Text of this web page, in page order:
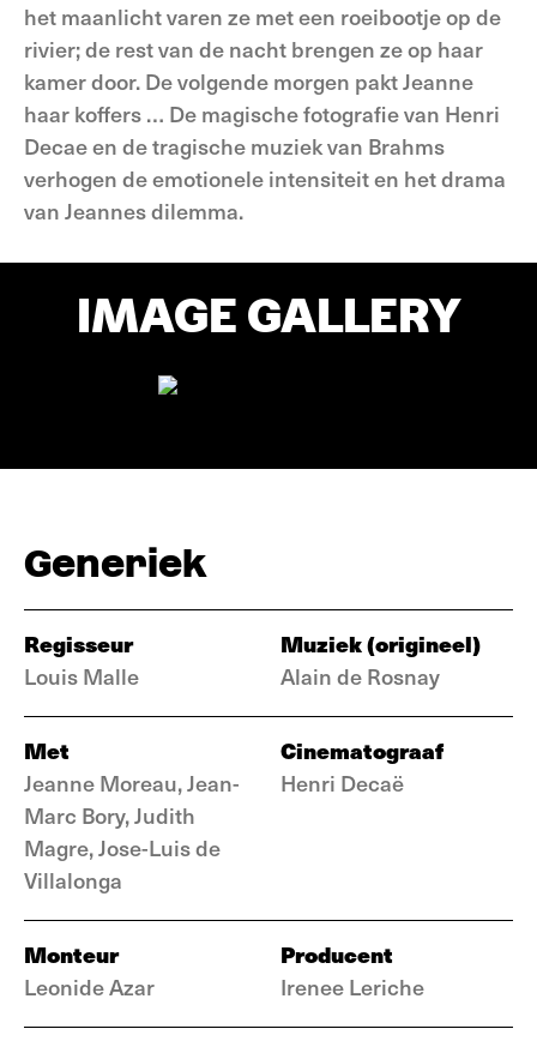
het maanlicht varen ze met een roeibootje op de
rivier; de rest van de nacht brengen ze op haar
kamer door. De volgende morgen pakt Jeanne
haar koffers … De magische fotografie van Henri
Decae en de tragische muziek van Brahms
verhogen de emotionele intensiteit en het drama
van Jeannes dilemma.
IMAGE GALLERY
Generiek
Regisseur
Louis Malle
Muziek (origineel)
Alain de Rosnay
Met
Jeanne Moreau, Jean-
Marc Bory, Judith
Magre, Jose-Luis de
Villalonga
Cinematograaf
Henri Decaë
Monteur
Leonide Azar
Producent
Irenee Leriche